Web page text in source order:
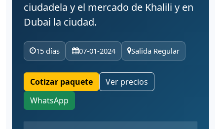
ciudadela y el mercado de Khalili y en
Dubai la ciudad.
15 días 07-01-2024 Salida Regular
Cotizar paquete
Ver precios
WhatsApp